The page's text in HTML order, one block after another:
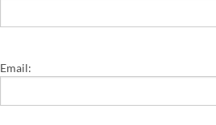
Email: